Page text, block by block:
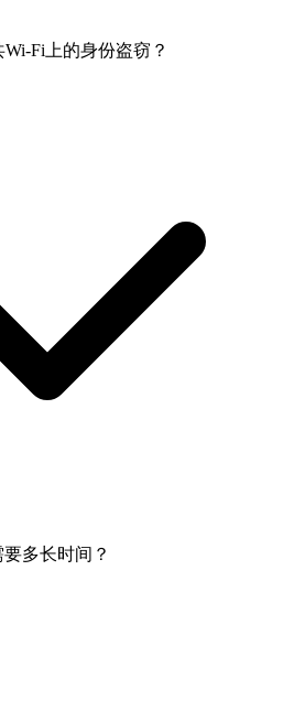
Fi上的身份盗窃？
多长时间？